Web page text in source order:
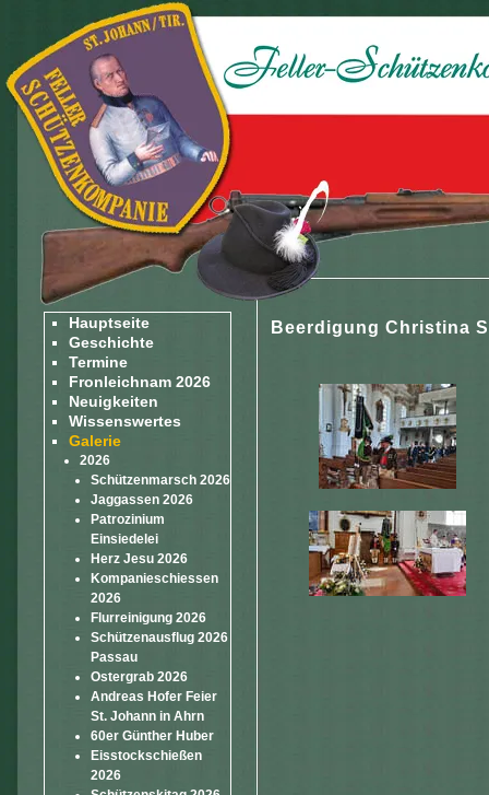
Hauptseite
Geschichte
Termine
Fronleichnam 2026
Neuigkeiten
Wissenswertes
Galerie
2026
Schützenmarsch 2026
Jaggassen 2026
Patrozinium
Einsiedelei
Herz Jesu 2026
Kompanieschiessen
2026
Flurreinigung 2026
Schützenausflug 2026
Passau
Ostergrab 2026
Andreas Hofer Feier
St. Johann in Ahrn
60er Günther Huber
Eisstockschießen
2026
Beerdigung Christina